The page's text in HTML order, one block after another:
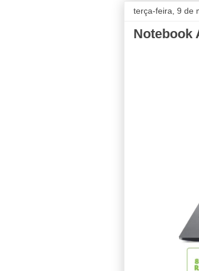
terça-feira, 9 de
Notebook